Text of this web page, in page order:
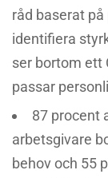
råd baserat
identifiera
ser bortom ett
passar
87 procent
arbetsgivare
behov och 55